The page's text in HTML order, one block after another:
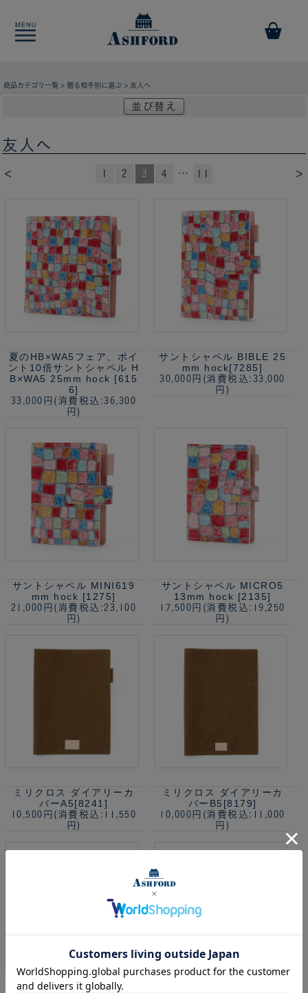
商品カテゴリ一覧 > 贈る相手別に選ぶ > 友人へ
並び替え
友人へ
< >
1 2 3 4 … 11
夏のHB×WA5フェア、ポイ
ント10倍サントシャペル H
B×WA5 25mm hock [615
6]
33,000円 (消費税込:36,300
円)
サントシャペル BIBLE 25
mm hock[7285]
30,000円 (消費税込:33,000
円)
サントシャペル MINI619
mm hock [1275]
21,000円 (消費税込:23,100
円)
サントシャペル MICRO5
13mm hock [2135]
17,500円 (消費税込:19,250
円)
ミリクロス ダイアリーカ
バーA5[8241]
10,500円 (消費税込:11,550
円)
ミリクロス ダイアリーカ
バーB5[8179]
10,000円 (消費税込:11,000
円)